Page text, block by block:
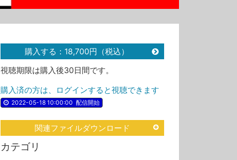
購入する：18,700円（税込）
視聴期限は購入後30日間です。
購入済の方は、ログインすると視聴できます
2022-05-18 10:00:00 配信開始
関連ファイルダウンロード
カテゴリ